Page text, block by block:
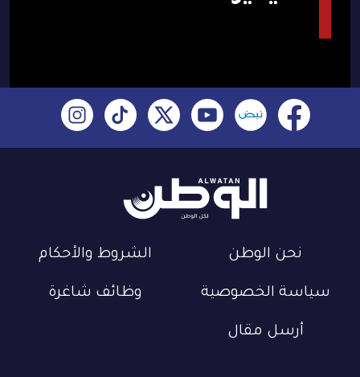
نحن الوطن الشروط والأحكام
سياسة الخصوصية وظائف شاغرة
أرسل مقال